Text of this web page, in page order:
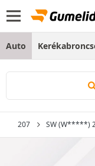
Auto
207 SW (W*****)